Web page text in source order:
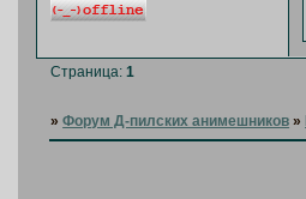
Страница:1
»Форум Д-пилских анимешников »